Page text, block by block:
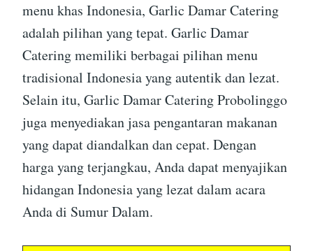
menu khas Indonesia, Garlic Damar Catering
adalah pilihan yang tepat. Garlic Damar
Catering memiliki berbagai pilihan menu
tradisional Indonesia yang autentik dan lezat.
Selain itu, Garlic Damar Catering Probolinggo
juga menyediakan jasa pengantaran makanan
yang dapat diandalkan dan cepat. Dengan
harga yang terjangkau, Anda dapat menyajikan
hidangan Indonesia yang lezat dalam acara
Anda di Sumur Dalam.